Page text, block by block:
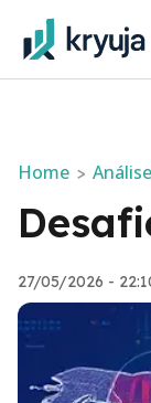
Home >
27/05/2026 -